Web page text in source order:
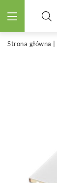
Strona główna